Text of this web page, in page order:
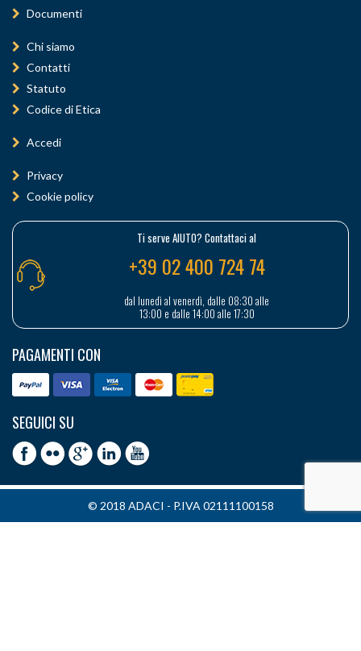
Documenti
Chi siamo
Contatti
Statuto
Codice di Etica
Accedi
Privacy
Cookie policy
Ti serve AIUTO? Contattaci al
+39 02 400 724 74
dal lunedì al venerdì, dalle 08:30 alle
13:00 e dalle 14:00 alle 17:30
PAGAMENTI CON
SEGUICI SU
© 2018 ADACI - P.IVA 02111100158